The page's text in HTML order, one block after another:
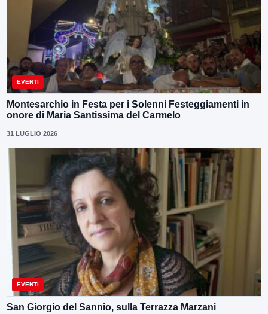
EVENTI
Montesarchio in Festa per i Solenni Festeggiamenti in
onore di Maria Santissima del Carmelo
31 LUGLIO 2026
EVENTI
San Giorgio del Sannio, sulla Terrazza Marzani